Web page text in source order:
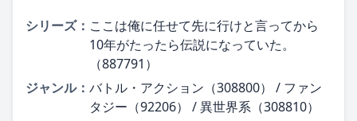
シリーズ： ここは俺に任せて先に行けと言ってから
10年がたったら伝説になっていた。
（887791）
ジャンル： バトル・アクション（308800） / ファン
タジー（92206） / 異世界系（308810）